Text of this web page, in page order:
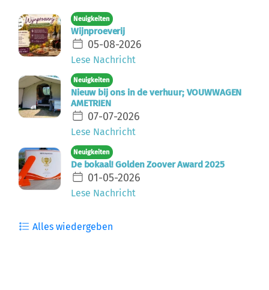
Neuigkeiten
Wijnproeverij
05-08-2026
Lese Nachricht
Neuigkeiten
Nieuw bij ons in de verhuur; VOUWWAGEN
AMETRIEN
07-07-2026
Lese Nachricht
Neuigkeiten
De bokaal! Golden Zoover Award 2025
01-05-2026
Lese Nachricht
Alles wiedergeben